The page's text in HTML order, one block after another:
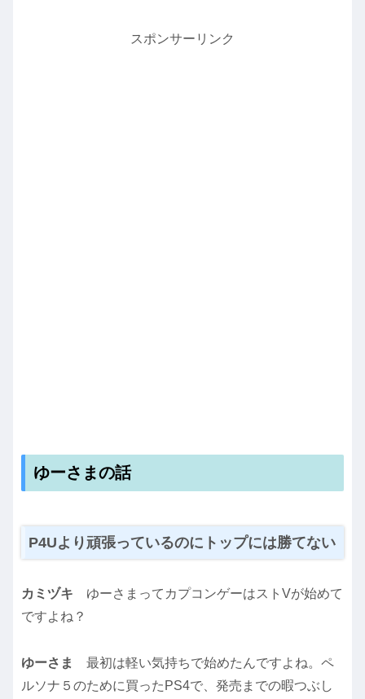
スポンサーリンク
ゆーさまの話
P4Uより頑張っているのにトップには勝てない
カミヅキ ゆーさまってカプコンゲーはストVが始めて
ですよね？
ゆーさま 最初は軽い気持ちで始めたんですよね。ペ
ルソナ５のために買ったPS4で、発売までの暇つぶし